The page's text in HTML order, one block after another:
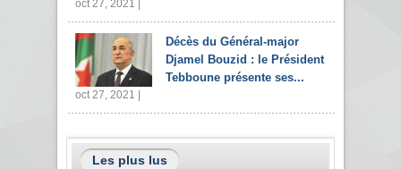
oct 27, 2021 |
Décès du Général-major
Djamel Bouzid : le Président
Tebboune présente ses...
oct 27, 2021 |
Les plus lus